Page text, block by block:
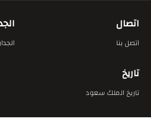
اتصال
اتصل بنا
تاريخ
تاريخ الملك سعود